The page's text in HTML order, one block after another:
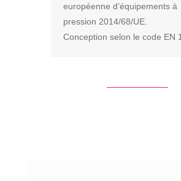
européenne d’équipements à
pression 2014/68/UE.
Conception selon le code EN